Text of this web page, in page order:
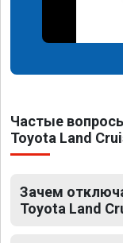
Частые
Toyota Land
Зачем
Toyota Land